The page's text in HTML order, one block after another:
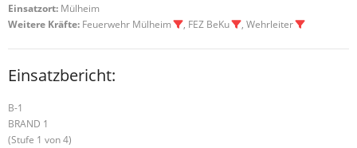
Einsatzort: Mülheim
Weitere Kräfte: Feuerwehr Mülheim , FEZ BeKu , Wehrleiter
Einsatzbericht:
B-1
BRAND 1
(Stufe 1 von 4)